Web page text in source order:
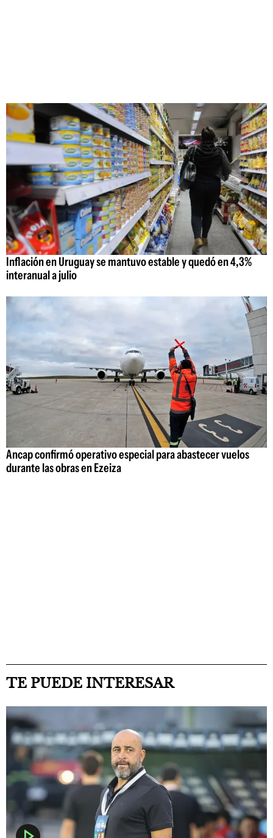
Inflación en Uruguay se mantuvo estable y quedó en 4,3%
interanual a julio
Ancap confirmó operativo especial para abastecer vuelos
durante las obras en Ezeiza
TE PUEDE INTERESAR